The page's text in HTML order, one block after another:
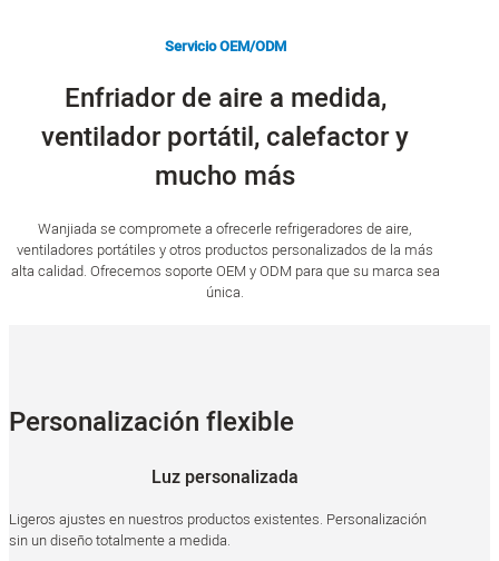
Servicio OEM/ODM
Enfriador de aire a medida,
ventilador portátil, calefactor y
mucho más
Wanjiada se compromete a ofrecerle refrigeradores de aire,
ventiladores portátiles y otros productos personalizados de la más
alta calidad. Ofrecemos soporte OEM y ODM para que su marca sea
única.
Personalización flexible
Luz personalizada
Ligeros ajustes en nuestros productos existentes. Personalización
sin un diseño totalmente a medida.